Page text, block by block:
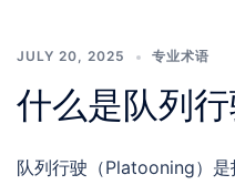
JULY 20, 2025 专业术语
什么是队列行
队列行驶（Platooning）